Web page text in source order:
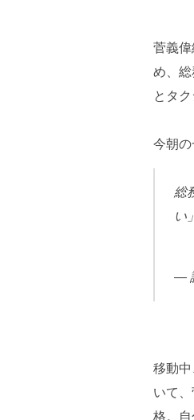
菅義
め、
とタ
今朝の
総
い」
—
移動
いて
格。